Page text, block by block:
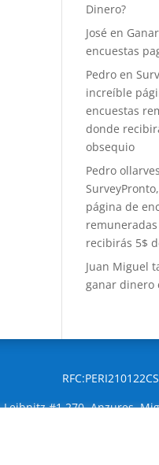
Dinero?
José en
encuestas
Pedro en
increíble
encuestas
donde
obsequio
Pedro ollarves
página de
recibirás 5$
Juan Miguel
ganar dinero
Leibnitz #1 270, Anzures,
Ciudad de México,